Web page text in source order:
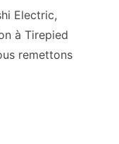
Electric,
à Tirepied
remettons